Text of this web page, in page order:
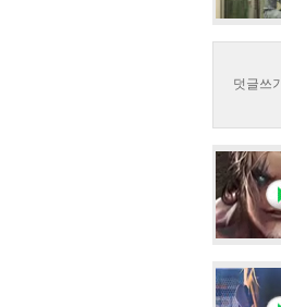
덧글쓰기